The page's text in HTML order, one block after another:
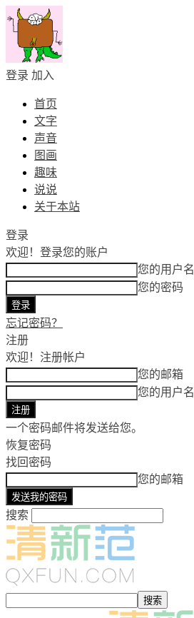
登录 加入
首页
文字
声音
图画
趣味
说说
关于本站
登录
欢迎！ 登录您的账户
您的用户名
您的密码
忘记密码？
注册
欢迎！ 注册帐户
您的邮箱
您的用户名
一个密码邮件将发送给您。
恢复密码
找回密码
您的邮箱
搜索